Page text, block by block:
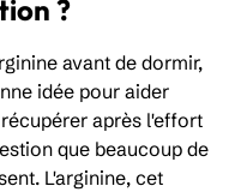
?
avant de dormir,
idée pour aider
après l'effort
que beaucoup de
L'arginine, cet